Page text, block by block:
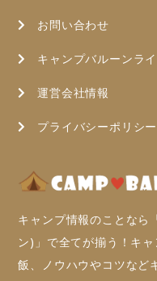
お問い合わせ
キャンプバルーンラ
運営会社情報
プライバシーポリシー
キャンプ情報のことなら
ン)」で全てが揃う！キ
飯、ノウハウやコツなど